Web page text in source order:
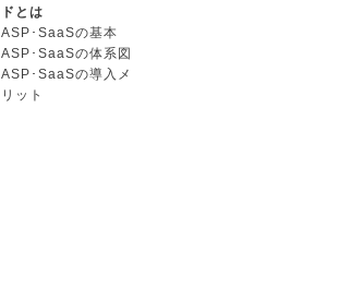
ドとは
ASP･SaaSの基本
ASP･SaaSの体系図
ASP･SaaSの導入メ
リット